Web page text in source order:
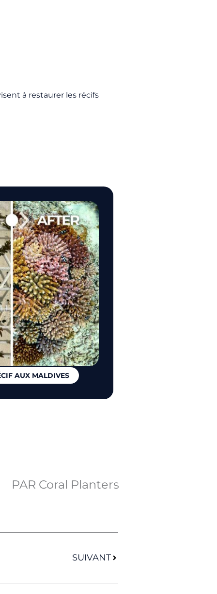
à restaurer les récifs
AUX MALDIVES
PAR Coral Planters
SUIVANT